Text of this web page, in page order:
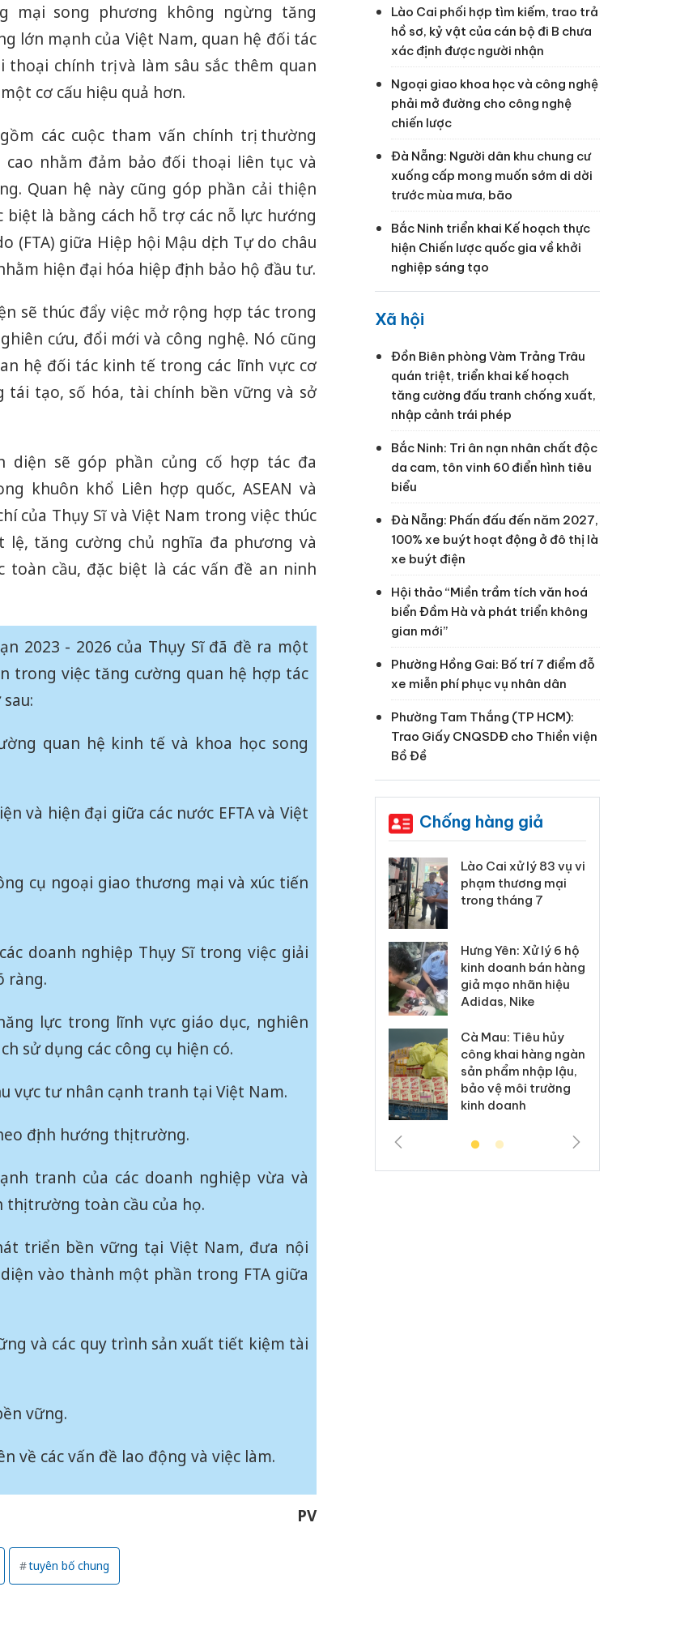
mại song phương không ngừng tăng
lớn mạnh của Việt Nam, quan hệ đối tác
chính trị và làm sâu sắc thêm quan
cơ cấu hiệu quả hơn.
các cuộc tham vấn chính trị thường
cao nhằm đảm bảo đối thoại liên tục và
Quan hệ này cũng góp phần cải thiện
là bằng cách hỗ trợ các nỗ lực hướng
giữa Hiệp hội Mậu dịch Tự do châu
hiện đại hóa hiệp định bảo hộ đầu tư.
sẽ thúc đẩy việc mở rộng hợp tác trong
cứu, đổi mới và công nghệ. Nó cũng
hệ đối tác kinh tế trong các lĩnh vực cơ
tạo, số hóa, tài chính bền vững và sở
diện sẽ góp phần củng cố hợp tác đa
khuôn khổ Liên hợp quốc, ASEAN và
của Thụy Sĩ và Việt Nam trong việc thúc
tăng cường chủ nghĩa đa phương và
cầu, đặc biệt là các vấn đề an ninh
2023 - 2026 của Thụy Sĩ đã đề ra một
trong việc tăng cường quan hệ hợp tác
quan hệ kinh tế và khoa học song
và hiện đại giữa các nước EFTA và Việt
cụ ngoại giao thương mại và xúc tiến
doanh nghiệp Thụy Sĩ trong việc giải
ràng.
lực trong lĩnh vực giáo dục, nghiên
sử dụng các công cụ hiện có.
vực tư nhân cạnh tranh tại Việt Nam.
định hướng thị trường.
tranh của các doanh nghiệp vừa và
thị trường toàn cầu của họ.
triển bền vững tại Việt Nam, đưa nội
vào thành một phần trong FTA giữa
và các quy trình sản xuất tiết kiệm tài
vững.
về các vấn đề lao động và việc làm.
PV
tuyên bố chung
Lào Cai phối hợp tìm kiếm, trao trả
hồ sơ, kỷ vật của cán bộ đi B chưa
xác định được người nhận
Ngoại giao khoa học và công nghệ
phải mở đường cho công nghệ
chiến lược
Đà Nẵng: Người dân khu chung cư
xuống cấp mong muốn sớm di dời
trước mùa mưa, bão
Bắc Ninh triển khai Kế hoạch thực
hiện Chiến lược quốc gia về khởi
nghiệp sáng tạo
Xã hội
Đồn Biên phòng Vàm Trảng Trâu
quán triệt, triển khai kế hoạch
tăng cường đấu tranh chống xuất,
nhập cảnh trái phép
Bắc Ninh: Tri ân nạn nhân chất độc
da cam, tôn vinh 60 điển hình tiêu
biểu
Đà Nẵng: Phấn đấu đến năm 2027,
100% xe buýt hoạt động ở đô thị là
xe buýt điện
Hội thảo “Miền trầm tích văn hoá
biển Đầm Hà và phát triển không
gian mới”
Phường Hồng Gai: Bố trí 7 điểm đỗ
xe miễn phí phục vụ nhân dân
Phường Tam Thắng (TP HCM):
Trao Giấy CNQSDĐ cho Thiền viện
Bồ Đề
Chống hàng giả
tìm bị hại trong vụ
Thanh Hóa: Tìm bị
Quốc ra đầu thú
Lào Cai xử lý 83 vụ vi
phạm thương mại
trong tháng 7
Hưng Yên: Xử lý 6 hộ
kinh doanh bán hàng
giả mạo nhãn hiệu
Adidas, Nike
Cà Mau: Tiêu hủy
công khai hàng ngàn
sản phẩm nhập lậu,
bảo vệ môi trường
kinh doanh